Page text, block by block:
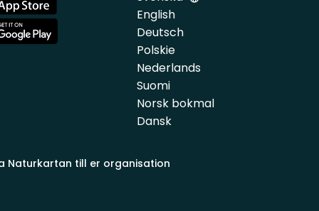
English
Deutsch
Polskie
Nederlands
Suomi
Norsk bokmal
Dansk
Naturkartan till er organisation